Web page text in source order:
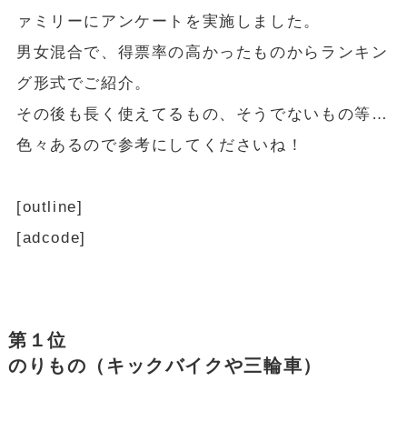
ァミリーにアンケートを実施しました。
男女混合で、得票率の高かったものからランキン
グ形式でご紹介。
その後も長く使えてるもの、そうでないもの等…
色々あるので参考にしてくださいね！
[outline]
[adcode]
第１位
のりもの（キックバイクや三輪車）